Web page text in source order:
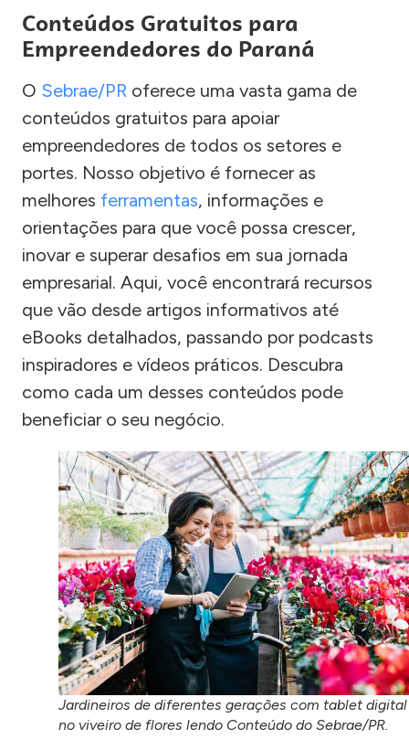
Conteúdos Gratuitos para
Empreendedores do Paraná
O Sebrae/PR oferece uma vasta gama de
conteúdos gratuitos para apoiar
empreendedores de todos os setores e
portes. Nosso objetivo é fornecer as
melhores ferramentas, informações e
orientações para que você possa crescer,
inovar e superar desafios em sua jornada
empresarial. Aqui, você encontrará recursos
que vão desde artigos informativos até
eBooks detalhados, passando por podcasts
inspiradores e vídeos práticos. Descubra
como cada um desses conteúdos pode
beneficiar o seu negócio.
Jardineiros de diferentes gerações com tablet digital
no viveiro de flores lendo Conteúdo do Sebrae/PR.